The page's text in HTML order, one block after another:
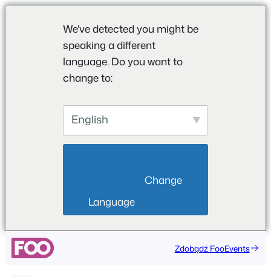
We've detected you might be
speaking a different
language. Do you want to
change to:
English
Language
Zdobądź FooEvents